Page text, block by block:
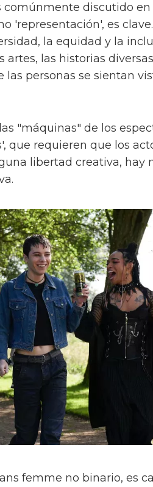
comúnmente discutido
'representación', es
la equidad y la
artes, las historias
las personas se sientan
"máquinas" de los
que requieren que los
libertad creativa, hay
femme no binario, es